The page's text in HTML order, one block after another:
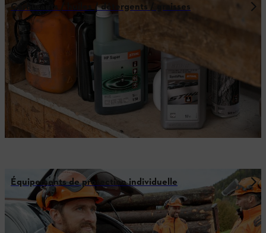
Carburants / huiles / détergents / graisses
Équipements de protection individuelle